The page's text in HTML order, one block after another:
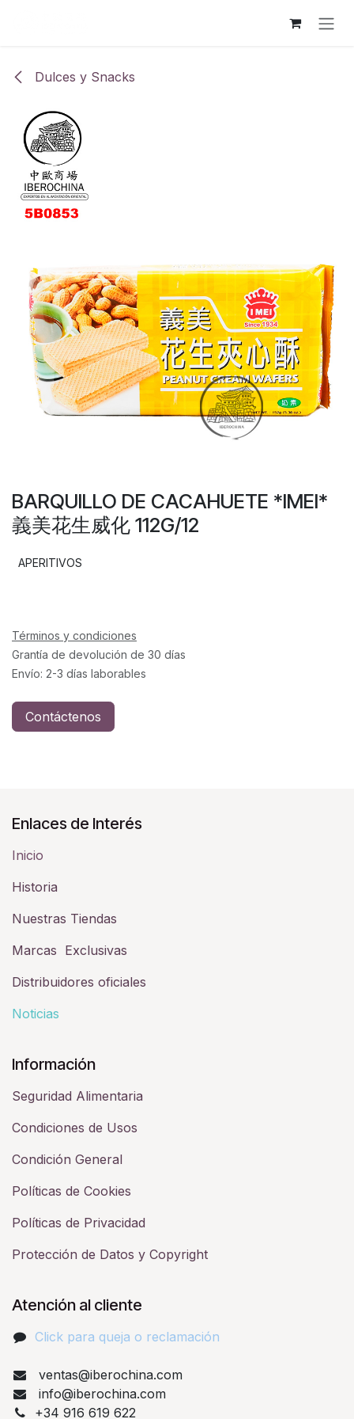
Dulces y Snacks
BARQUILLO DE CACAHUETE *IMEI*
義美花生威化 112G/12
APERITIVOS
Términos y condiciones
Grantía de devolución de 30 días
Envío: 2-3 días laborables
Contáctenos
Enlaces de Interés
Inicio
Historia​
Nuestras Tiendas
Marcas Exclusivas
Distribuidores oficiales
Noticias
Información
Seguridad Alimentaria
Condiciones de Usos
Condición General
Políticas de Cookies
Políticas de Privacidad
Protección de Datos y Copyright
Atención al cliente
Click para queja o reclamación​
ventas@iberochina.com
info@iberochina.com
+34 916 619 622